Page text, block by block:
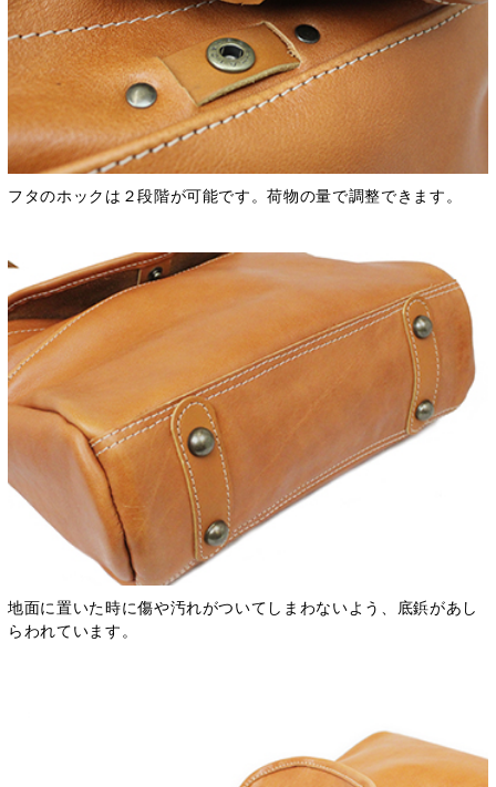
フタのホックは２段階が可能です。荷物の量で調整できます。
地面に置いた時に傷や汚れがついてしまわないよう、底鋲があし
らわれています。